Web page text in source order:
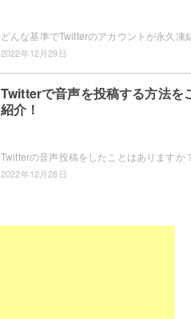
2022年12月29日
Twitterで音声を投稿する方法を
紹介！
2022年12月28日